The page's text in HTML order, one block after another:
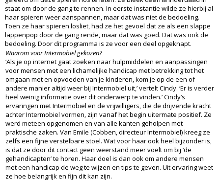
staat om door de gang te rennen. In eerste instantie wilde ze hierbij al
haar spieren weer aanspannen, maar dat was niet de bedoeling.
Toen ze haar spieren losliet, had ze het gevoel dat ze als een slappe
lappenpop door de gang rende, maar dat was goed. Dat was ook de
bedoeling. Door dit programma is ze voor een deel opgeknapt.
Waarom voor Intermobiel gekozen?
‘Als je op internet gaat zoeken naar hulpmiddelen en aanpassingen
voor mensen met een lichamelijke handicap met betrekking tot het
omgaan met en opvoeden van je kinderen, kom je op de een of
andere manier altijd weer bij Intermobiel uit,’ vertelt Cindy. ‘Er is verder
heel weinig informatie over dit onderwerp te vinden.’ Cindy’s
ervaringen met Intermobiel en de vrijwilligers, die de drijvende kracht
achter Intermobiel vormen, zijn vanaf het begin uitermate positief. Ze
werd meteen opgenomen en van alle kanten geholpen met
praktische zaken. Van Emile (Cobben, directeur Intermobiel) kreeg ze
zelfs een fijne verstelbare stoel. Wat voor haar ook heel bijzonder is,
is dat ze door dit contact geen weerstand meer voelt om bij ‘de
gehandicapten’ te horen. Haar doel is dan ook om andere mensen
met een handicap de weg te wijzen en tips te geven. Uit ervaring weet
ze hoe belangrijk en fijn dit kan zijn.